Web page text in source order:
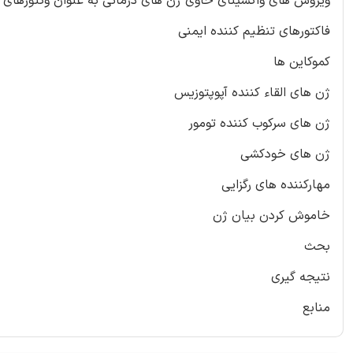
فاکتورهای تنظیم کننده ایمنی
کموکاین ها
ژن های القاء کننده آپوپتوزیس
ژن های سرکوب کننده تومور
ژن های خودکشی
مهارکننده های رگزایی
خاموش کردن بیان ژن
بحث
نتیجه گیری
منابع